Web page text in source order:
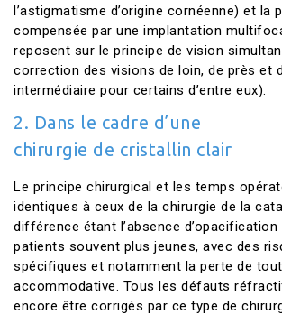
l’astigmatisme d’origine cornéenne) et la
compensée par une implantation
reposent sur le principe de vision
correction des visions de loin, de près et
intermédiaire pour certains d’entre eux).
2. Dans le cadre d’une
chirurgie de cristallin clair
Le principe chirurgical et les temps
identiques à ceux de la chirurgie de la
différence étant l’absence
patients souvent plus jeunes, avec des
spécifiques et notamment la perte de
accommodative. Tous les défauts
encore être corrigés par ce type de